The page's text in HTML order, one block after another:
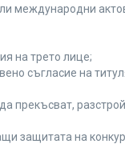
международни
на трето лице;
съгласие на
защитата на